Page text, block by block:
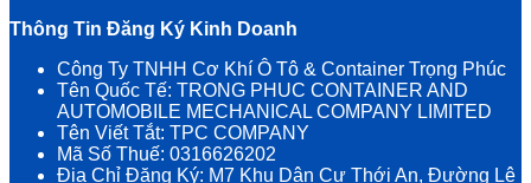
Thông Tin Đăng Ký Kinh Doanh
Công Ty TNHH Cơ Khí Ô Tô & Container Trọng Phúc
Tên Quốc Tế: TRONG PHUC CONTAINER AND
AUTOMOBILE MECHANICAL COMPANY LIMITED
Tên Viết Tắt: TPC COMPANY
Mã Số Thuế: 0316626202
Địa Chỉ Đăng Ký: M7 Khu Dân Cư Thới An, Đường Lê